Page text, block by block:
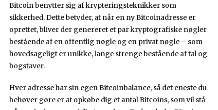
Bitcoin benytter sig af krypteringsteknikker som
sikkerhed. Dette betyder, at når en ny Bitcoinadresse er
oprettet, bliver der genereret et par kryptografiske nøgler
bestående af en offentlig nøgle og en privat nøgle – som
hovedsageligt er unikke, lange strenge bestående af tal og
bogstaver.
Hver adresse har sin egen Bitcoinbalance, så det eneste du
behøver gøre er at opkøbe dig et antal Bitcoins, som vil stå